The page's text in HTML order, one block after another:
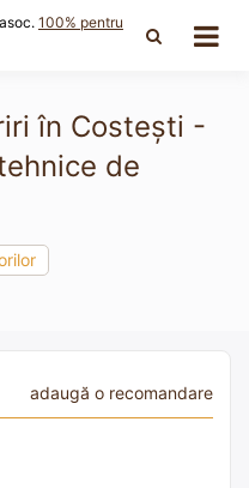
100% pentru
în Costești -
de
adaugă o recomandare